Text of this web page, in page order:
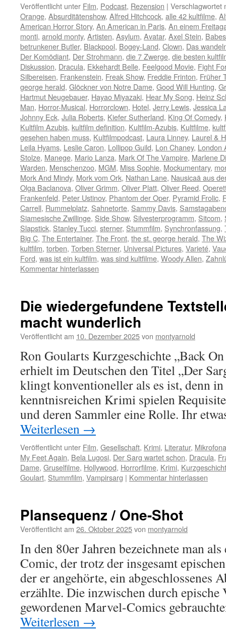
Veröffentlicht unter Film, Podcast, Rezension | Verschlagwortet
Orange, Absurditätenshow, Alfred Hitchcock, alle 42 kultfilme,
American Horror Story, An American in Paris, An einem
monti, arnold monty, Artisten, Asylum, Avatar, Axel Stein,
betrunkener Butler, Blackpool, Bogey-Land, Clown, Das
Der Komödiant, Der Strohmann, die 7 Zwerge, die besten
Diskussion, Dracula, Ekkehardt Belle, Feelgood Movie, Fight
Silbereisen, Frankenstein, Freak Show, Freddie Frinton, Früher
george herald, Glöckner von Notre Dame, Good Will Hunting,
Hartmut Neugebauer, Hayao Miyazaki, Hear My Song, Heinz
Man, Horror-Musical, Horrorclown, Hotel, Jerry Lewis, Jessica
Johnny Eck, Julia Roberts, Kiefer Sutherland, King Of Comedy,
Kultfilm Azubis, kultfilm definition, Kultfilm-Azubis, Kultfilme,
gesehen haben muss, Kultfilmpodcast, Laura Linney, Laurel &
Leila Hyams, Leslie Caron, Lollipop Guild, Lon Chaney, London
Stolze, Manege, Mario Lanza, Mark Of The Vampire, Marlene
Warden, Menschenzoo, MGM, Miss Sophie, Mockumentary,
Mork And Mindy, Mork vom Ork, Nathan Lane, Nausicaä aus
Olga Baclanova, Oliver Grimm, Oliver Platt, Oliver Reed,
Frankenfeld, Peter Ustinov, Phantom der Oper, Pyramid Frolic,
Carrell, Rummelplatz, Sahnetorte, Sammy Davis,
Siamesische Zwillinge, Side Show, Silvesterprogramm, Sitcom,
Slapstick, Stanley Tucci, sterner, Stummfilm, Synchronfassung,
Big C, The Entertainer, The Front, the st. george herald, The
kultfilm, torben, Torben Sterner, Universal Pictures, Varieté,
Ford, was ist ein kultfilm, was sind kultfilme, Woody Allen,
Kommentar hinterlassen
Die wiedergefundene
macht wunderlich
Veröffentlicht am 10. Dezember 2025von montyarnold
Ron Goularts Kurzgeschichte „Back
erhielt im Deutschen den Titel „Der
klingt konventioneller als es ist, denn
kenntnisreichen Krimi spielen
und deren Sammler eine Rolle. Ihr
Weiterlesen →
Veröffentlicht unter Film, Gesellschaft, Krimi, Literatur,
My Feet Again, Bela Lugosi, Der Sarg wartet schon, Dracula,
Dame, Gruselfilme, Hollywood, Horrorfilme, Krimi,
Goulart, Stummfilm, Vampirsarg | Kommentar hinterlassen
Plansequenz / One-Shot
Veröffentlicht am 26. Oktober 2025von montyarnold
In den 80er Jahren bezeichnete man
Comic, der trotz der insgesamt
der er angehörte, ein abgeschlossenes
erzählte. Die inzwischen durch
gewordenen Marvel-Comics
Weiterlesen →